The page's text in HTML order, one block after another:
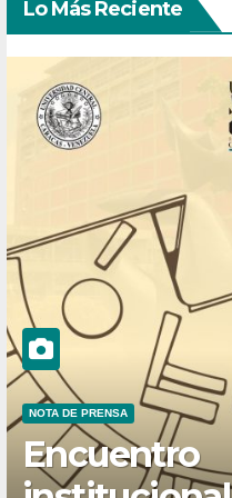
Lo Más Reciente
NOTA DE PRENSA
Encuentro